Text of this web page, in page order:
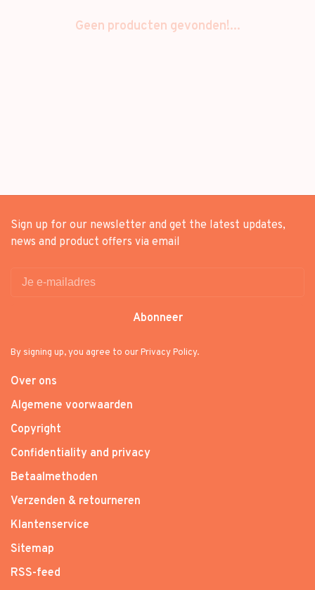
Geen producten gevonden!...
Sign up for our newsletter and get the latest updates,
news and product offers via email
Abonneer
By signing up, you agree to our Privacy Policy.
Over ons
Algemene voorwaarden
Copyright
Confidentiality and privacy
Betaalmethoden
Verzenden & retourneren
Klantenservice
Sitemap
RSS-feed